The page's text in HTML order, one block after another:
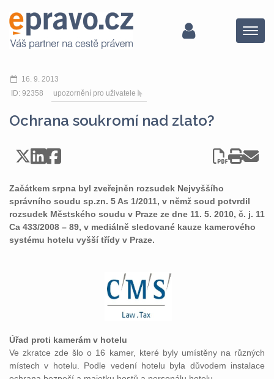
Menu
16. 9. 2013
ID: 92358
upozornění pro uživatele
Ochrana soukromí nad zlato?
Začátkem srpna byl zveřejněn rozsudek Nejvyššího
správního soudu sp.zn. 5 As 1/2011, v němž soud potvrdil
rozsudek Městského soudu v Praze ze dne 11. 5. 2010, č. j. 11
Ca 433/2008 – 89, v mediálně sledované kauze kamerového
systému hotelu vyšší třídy v Praze.
Úřad proti kamerám v hotelu
Ve zkratce zde šlo o 16 kamer, které byly umístěny na různých
místech v hotelu. Podle vedení hotelu byla důvodem instalace